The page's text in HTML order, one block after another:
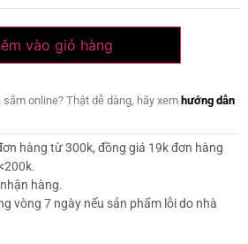
vào giỏ hàng
online? Thật dễ dàng, hãy xem hướng dẫn
hàng từ 300k, đồng giá 19k đơn hàng
hàng.
vòng 7 ngày nếu sản phẩm lỗi do nhà